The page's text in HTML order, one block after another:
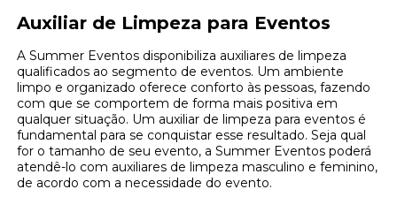
Auxiliar de Limpeza para Eventos
A Summer Eventos disponibiliza auxiliares de limpeza
qualificados ao segmento de eventos. Um ambiente
limpo e organizado oferece conforto às pessoas, fazendo
com que se comportem de forma mais positiva em
qualquer situação. Um auxiliar de limpeza para eventos é
fundamental para se conquistar esse resultado. Seja qual
for o tamanho de seu evento, a Summer Eventos poderá
atendê-lo com auxiliares de limpeza masculino e feminino,
de acordo com a necessidade do evento.